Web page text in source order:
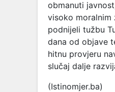
obmanuti
visoko moralnim
podnijeli tužbu
dana od objave
hitnu provjeru
slučaj dalje
(Istinomjer.ba)